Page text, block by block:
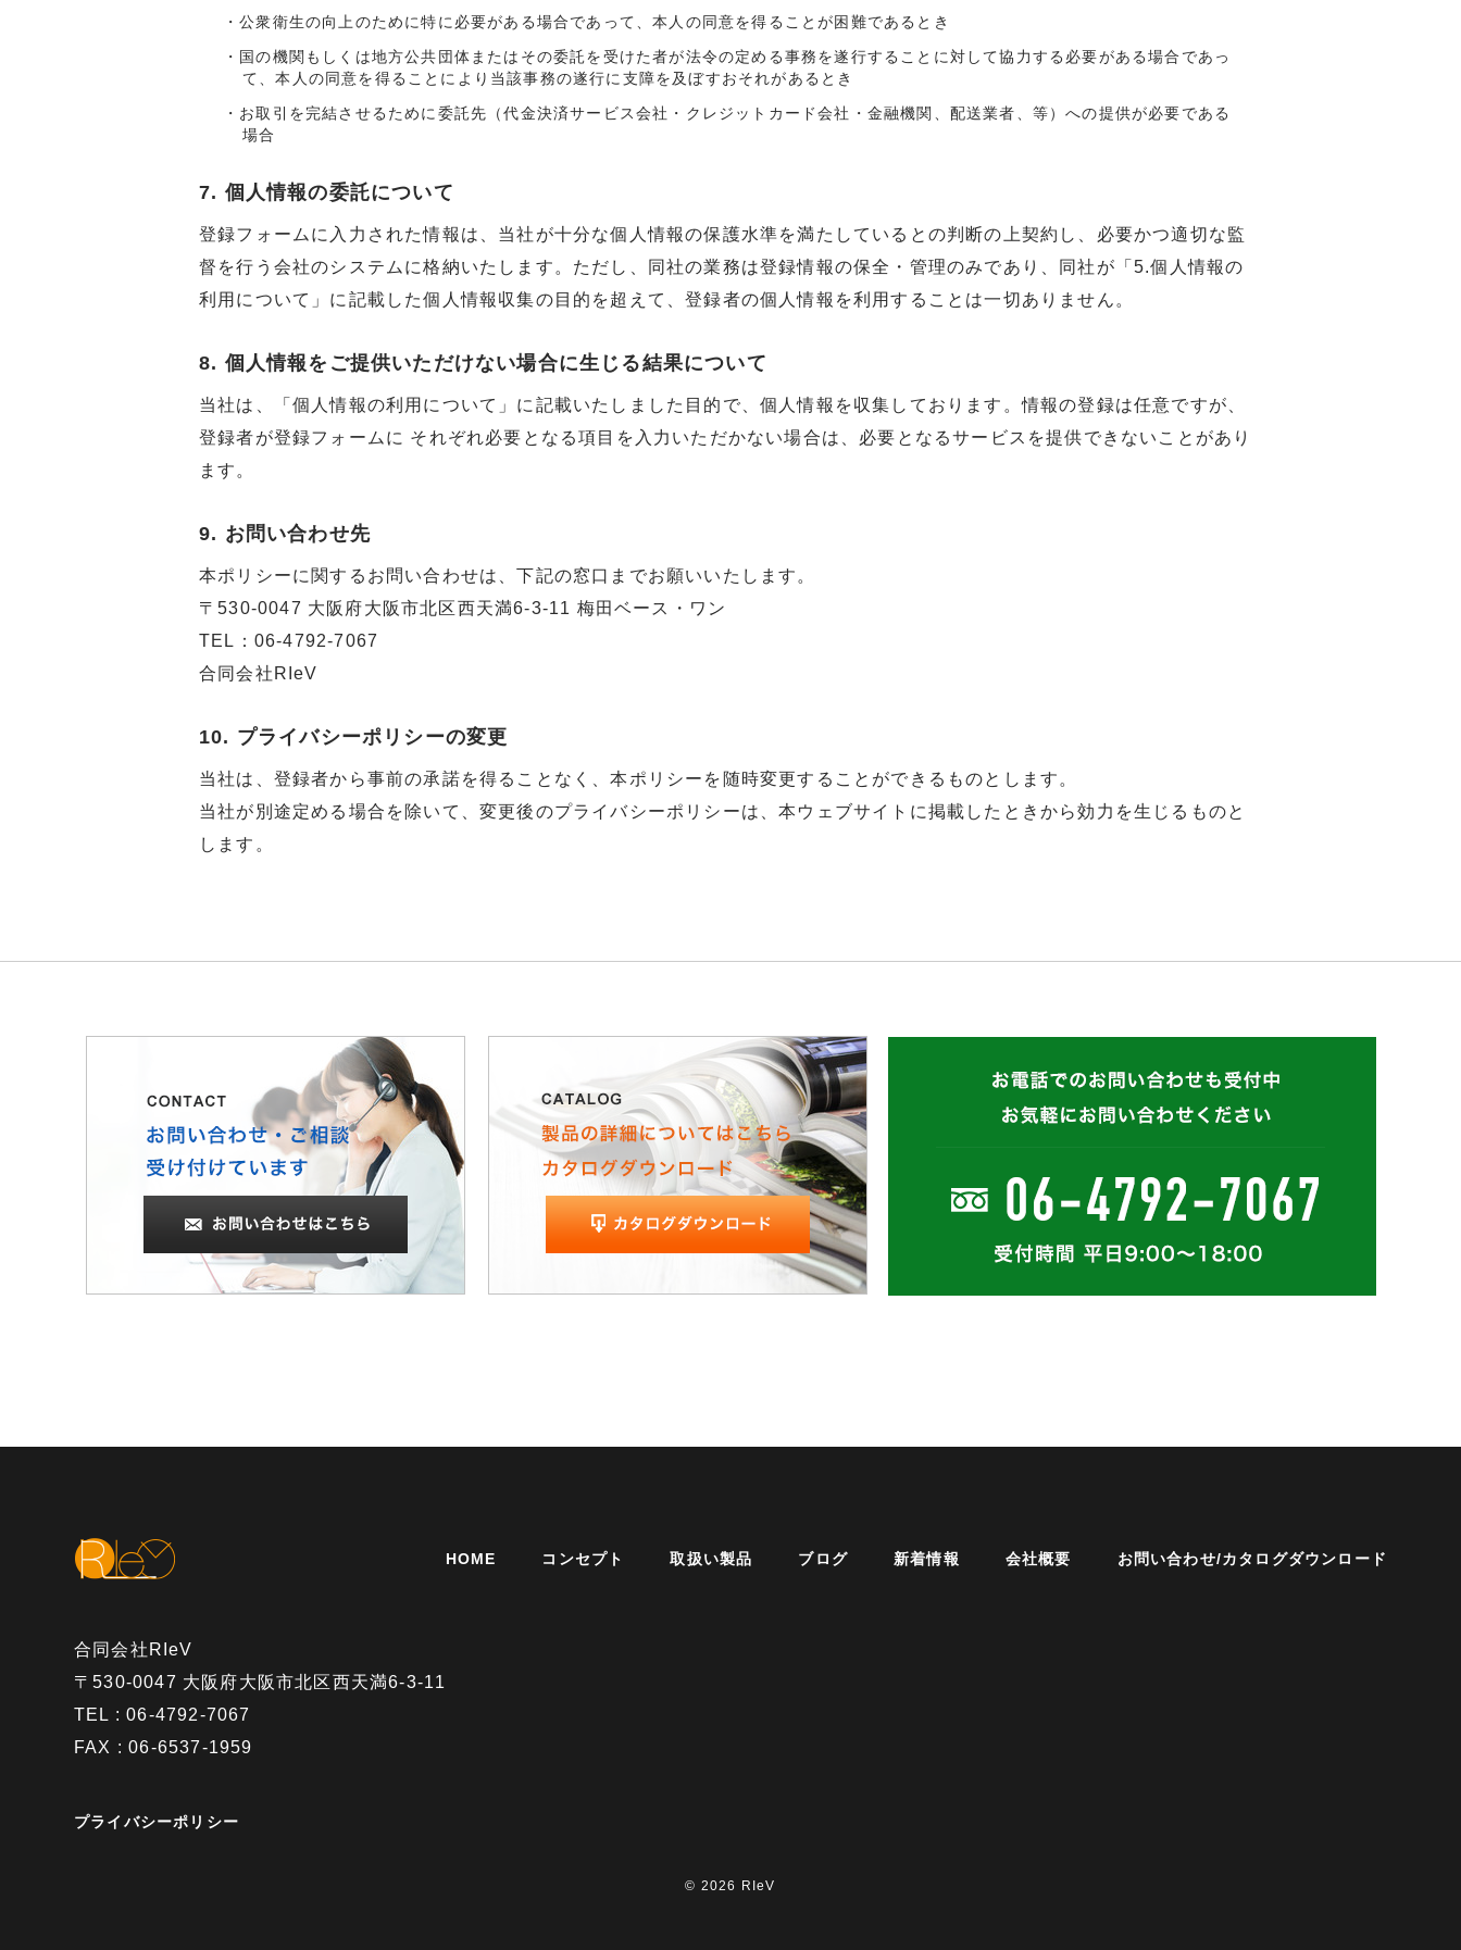
・公衆衛生の向上のために特に必要がある場合であって、本人の同意を得ることが困難であるとき
・国の機関もしくは地方公共団体またはその委託を受けた者が法令の定める事務を遂行することに対して協力する必要がある場合であっ
て、本人の同意を得ることにより当該事務の遂行に支障を及ぼすおそれがあるとき
・お取引を完結させるために委託先（代金決済サービス会社・クレジットカード会社・金融機関、配送業者、等）への提供が必要である
場合
7. 個人情報の委託について
登録フォームに入力された情報は、当社が十分な個人情報の保護水準を満たしているとの判断の上契約し、必要かつ適切な監
督を行う会社のシステムに格納いたします。ただし、同社の業務は登録情報の保全・管理のみであり、同社が「5.個人情報の
利用について」に記載した個人情報収集の目的を超えて、登録者の個人情報を利用することは一切ありません。
8. 個人情報をご提供いただけない場合に生じる結果について
当社は、「個人情報の利用について」に記載いたしました目的で、個人情報を収集しております。情報の登録は任意ですが、
登録者が登録フォームに それぞれ必要となる項目を入力いただかない場合は、必要となるサービスを提供できないことがあり
ます。
9. お問い合わせ先
本ポリシーに関するお問い合わせは、下記の窓口までお願いいたします。
〒530-0047 大阪府大阪市北区西天満6-3-11 梅田ベース・ワン
TEL：06-4792-7067
合同会社RIeV
10. プライバシーポリシーの変更
当社は、登録者から事前の承諾を得ることなく、本ポリシーを随時変更することができるものとします。
当社が別途定める場合を除いて、変更後のプライバシーポリシーは、本ウェブサイトに掲載したときから効力を生じるものと
します。
HOME コンセプト 取扱い製品 ブログ 新着情報 会社概要 お問い合わせ/カタログダウンロード
合同会社RIeV
〒530-0047 大阪府大阪市北区西天満6-3-11
TEL : 06-4792-7067
FAX : 06-6537-1959
プライバシーポリシー
© 2026 RIeV